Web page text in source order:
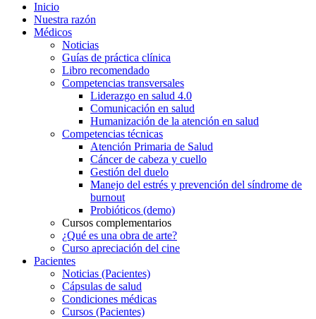
Inicio
Nuestra razón
Médicos
Noticias
Guías de práctica clínica
Libro recomendado
Competencias transversales
Liderazgo en salud 4.0
Comunicación en salud
Humanización de la atención en salud
Competencias técnicas
Atención Primaria de Salud
Cáncer de cabeza y cuello
Gestión del duelo
Manejo del estrés y prevención del síndrome de
burnout
Probióticos (demo)
Cursos complementarios
¿Qué es una obra de arte?
Curso apreciación del cine
Pacientes
Noticias (Pacientes)
Cápsulas de salud
Condiciones médicas
Cursos (Pacientes)